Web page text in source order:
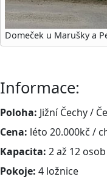
Domeček u Marušky a
Informace:
Poloha: Jižní Čechy /
Cena: léto 20.000kč /
Kapacita: 2 až 12 osob
Pokoje: 4 ložnice